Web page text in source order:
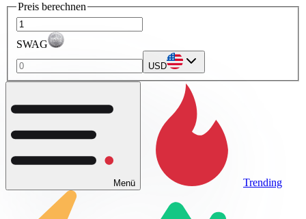
Preis berechnen
SWAG
USD
Menü Trending